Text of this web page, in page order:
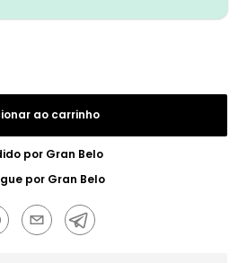
ao carrinho
por Gran Belo
por Gran Belo